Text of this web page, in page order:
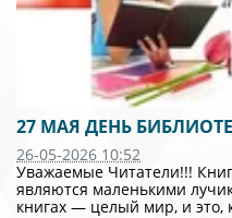
27 МАЯ ДЕНЬ
26-05-2026 10:52
Уважаемые Читатели!!!
являются маленькими
книгах — целый мир, и это,